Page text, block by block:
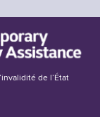
de l’État